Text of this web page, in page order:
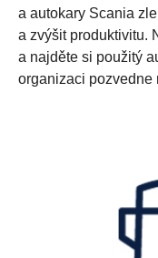
a autokary Scania
a zvýšit produktivitu.
a najděte si použitý
organizaci pozvedne